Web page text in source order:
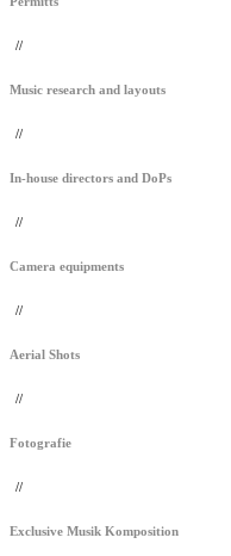
//
Music research and layouts
//
In-house directors and DoPs
//
Camera equipments
//
Aerial Shots
//
Fotografie
//
Exclusive Musik Komposition